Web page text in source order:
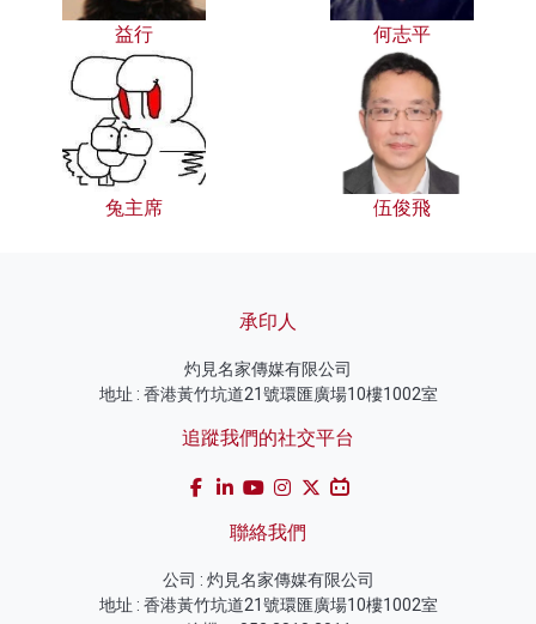
益行 何志平
兔主席 伍俊飛
承印人
灼見名家傳媒有限公司
地址 : 香港黃竹坑道21號環匯廣場10樓1002室
追蹤我們的社交平台
聯絡我們
公司 : 灼見名家傳媒有限公司
地址 : 香港黃竹坑道21號環匯廣場10樓1002室